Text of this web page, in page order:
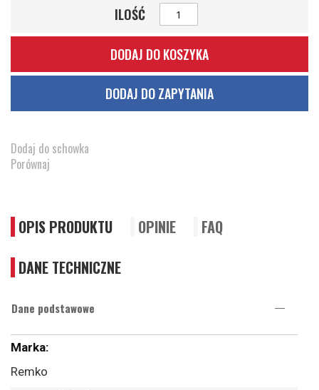
ILOŚĆ
DODAJ DO KOSZYKA
DODAJ DO ZAPYTANIA
Dodaj do schowka
Porównaj
OPIS PRODUKTU OPINIE
FAQ
DANE TECHNICZNE
Dane podstawowe
Więcej
Remko